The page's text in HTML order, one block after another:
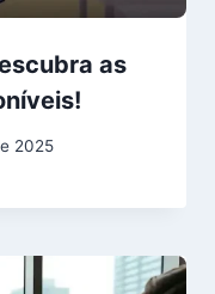
as
2025